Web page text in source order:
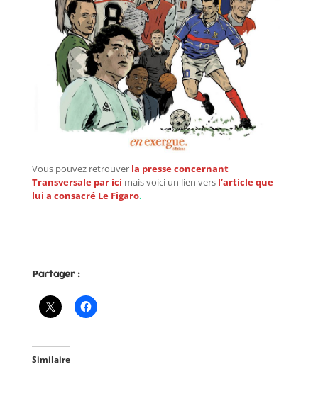
Vous pouvez retrouver la presse concernant
Transversale par ici mais voici un lien vers l’article que
lui a consacré Le Figaro.
Partager :
Similaire